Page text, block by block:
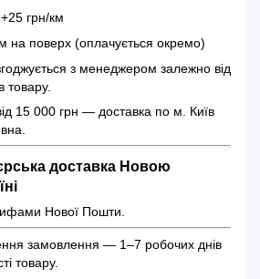
грн/км
на поверх (оплачується окремо)
з менеджером залежно від
товару.
15 000 грн — доставка по м. Київ
доставка Новою
Нової Пошти.
замовлення — 1–7 робочих днів
товару.